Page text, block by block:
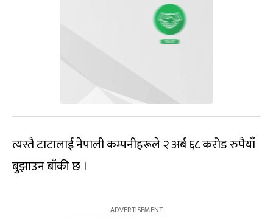
त्यस्तै टाटालाई नेपाली कम्पनीहरूले २ अर्ब ६८ करोड रुपैयाँ
बुझाउन बाँकी छ ।